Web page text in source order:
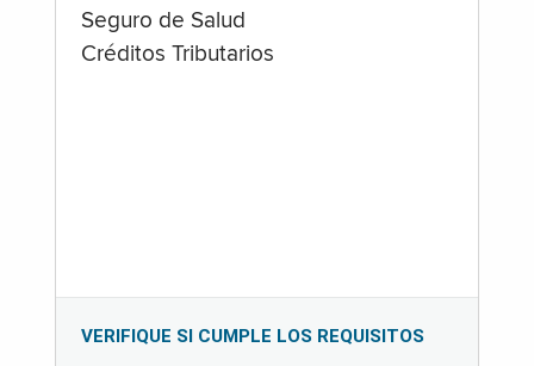
Seguro de Salud
Créditos Tributarios
VERIFIQUE SI CUMPLE LOS REQUISITOS